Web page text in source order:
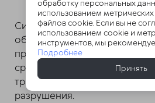
Симптомы боли и
обезболивающими и
препаратами. Кроме того
средства, улучшающие
трофику тканей, защищая
разрушения.
обработку персональных
использованием
файлов cookie. Если вы не
использованием cookie и
инструментов, мы
Подробнее
Принять